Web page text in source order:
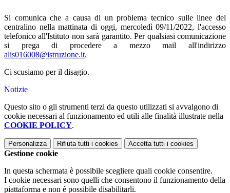
Si comunica che a causa di un problema tecnico sulle linee del
centralino nella mattinata di oggi, mercoledì 09/11/2022, l'accesso
telefonico all'Istituto non sarà garantito. Per qualsiasi comunicazione
si prega di procedere a mezzo mail all'indirizzo
alis016008@istruzione.it.
Ci scusiamo per il disagio.
Notizie
Questo sito o gli strumenti terzi da questo utilizzati si avvalgono di
cookie necessari al funzionamento ed utili alle finalità illustrate nella
COOKIE POLICY.
Personalizza Rifiuta tutti i cookies Accetta tutti i cookies
Gestione cookie
In questa schermata è possibile scegliere quali cookie consentire.
I cookie necessari sono quelli che consentono il funzionamento della
piattaforma e non è possibile disabilitarli.